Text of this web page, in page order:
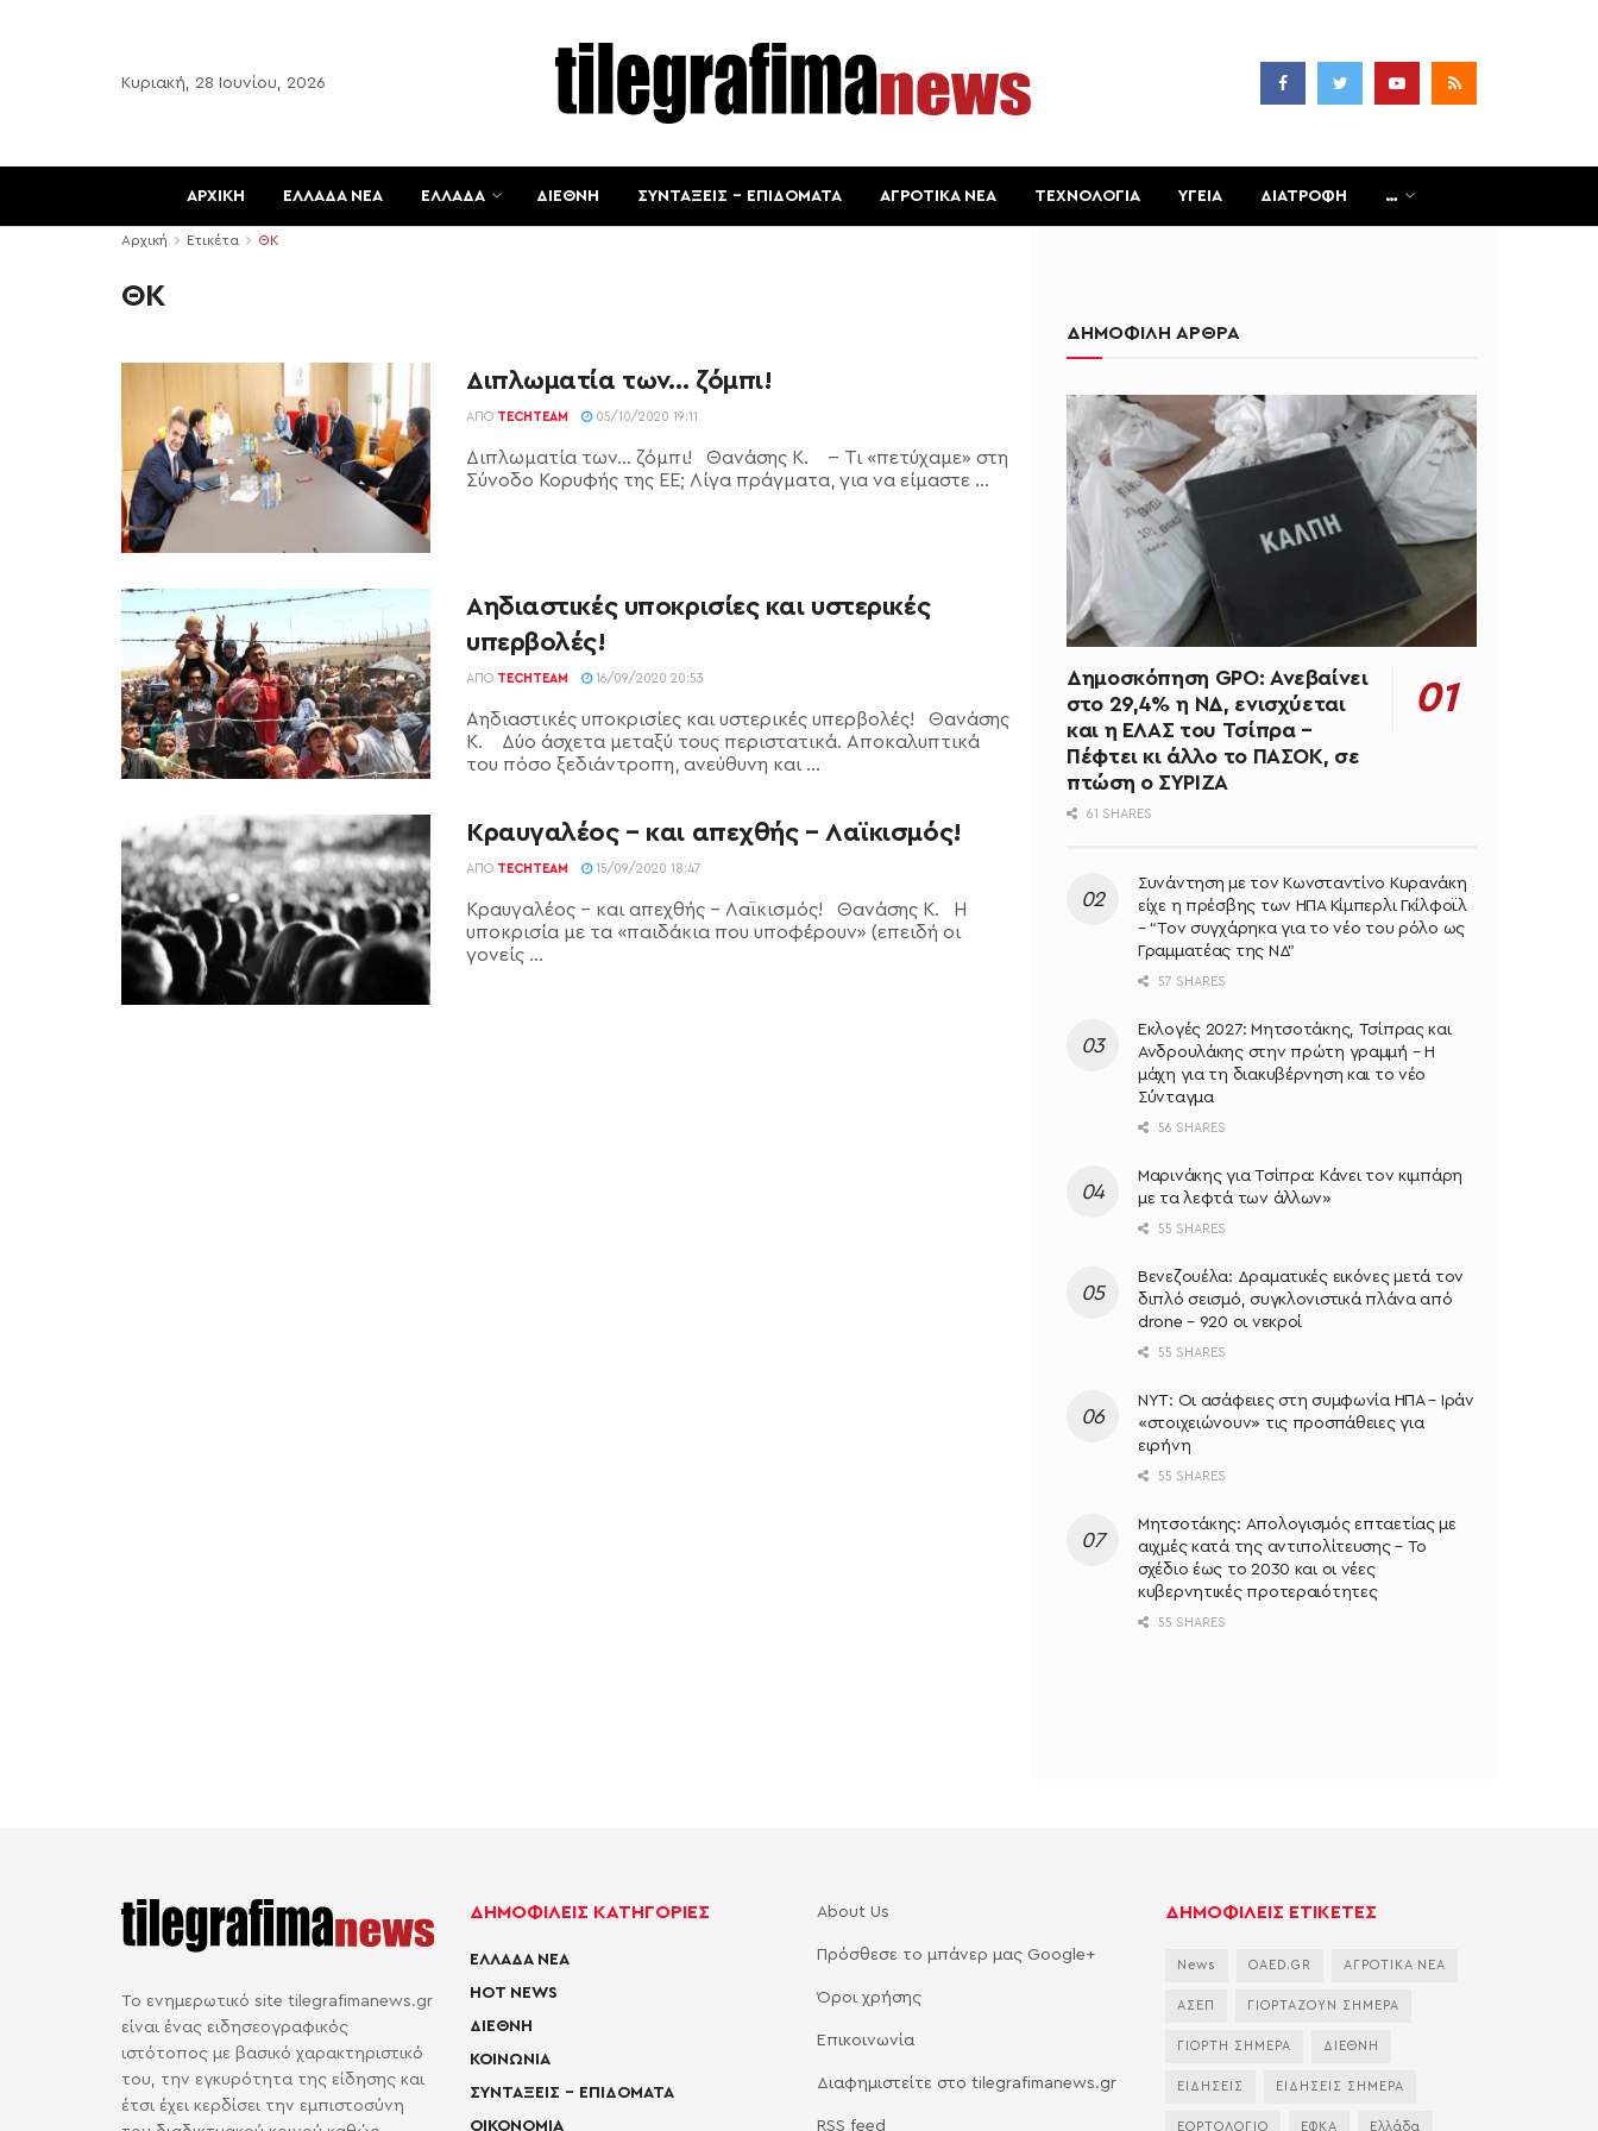
Κυριακή, 28 Ιουνίου, 2026
ΑΡΧΙΚΗ ΕΛΛΑΔΑ ΝΕΑ ΕΛΛΑΔΑ ΔΙΕΘΝΗ ΣΥΝΤΑΞΕΙΣ – ΕΠΙΔΟΜΑΤΑ ΑΓΡΟΤΙΚΑ ΝΕΑ ΤΕΧΝΟΛΟΓΙΑ ΥΓΕΙΑ ΔΙΑΤΡΟΦΗ …
Αρχική Ετικέτα ΘΚ
ΘΚ
Διπλωματία των… ζόμπι!
ΑΠΌ TECHTEAM 05/10/2020 19:11
Διπλωματία των… ζόμπι! Θανάσης Κ. -- Τι «πετύχαμε» στη
Σύνοδο Κορυφής της ΕΕ; Λίγα πράγματα, για να είμαστε ...
Αηδιαστικές υποκρισίες και υστερικές
υπερβολές!
ΑΠΌ TECHTEAM 16/09/2020 20:53
Αηδιαστικές υποκρισίες και υστερικές υπερβολές! Θανάσης
Κ. Δύο άσχετα μεταξύ τους περιστατικά. Αποκαλυπτικά
του πόσο ξεδιάντροπη, ανεύθυνη και ...
Κραυγαλέος – και απεχθής – Λαϊκισμός!
ΑΠΌ TECHTEAM 15/09/2020 18:47
Κραυγαλέος – και απεχθής – Λαϊκισμός! Θανάσης Κ. Η
υποκρισία με τα «παιδάκια που υποφέρουν» (επειδή οι
γονείς ...
ΔΗΜΟΦΙΛΗ ΑΡΘΡΑ
Δημοσκόπηση GPO: Ανεβαίνει
στο 29,4% η ΝΔ, ενισχύεται
και η ΕΛΑΣ του Τσίπρα –
Πέφτει κι άλλο το ΠΑΣΟΚ, σε
πτώση ο ΣΥΡΙΖΑ
61 SHARES
Συνάντηση με τον Κωνσταντίνο Κυρανάκη
είχε η πρέσβης των ΗΠΑ Κίμπερλι Γκίλφοϊλ
– “Τον συγχάρηκα για το νέο του ρόλο ως
Γραμματέας της ΝΔ”
57 SHARES
Εκλογές 2027: Μητσοτάκης, Τσίπρας και
Ανδρουλάκης στην πρώτη γραμμή – Η
μάχη για τη διακυβέρνηση και το νέο
Σύνταγμα
56 SHARES
Μαρινάκης για Τσίπρα: Κάνει τον κιμπάρη
με τα λεφτά των άλλων»
55 SHARES
Βενεζουέλα: Δραματικές εικόνες μετά τον
διπλό σεισμό, συγκλονιστικά πλάνα από
drone – 920 οι νεκροί
55 SHARES
NYT: Οι ασάφειες στη συμφωνία ΗΠΑ – Ιράν
«στοιχειώνουν» τις προσπάθειες για
ειρήνη
55 SHARES
Μητσοτάκης: Απολογισμός επταετίας με
αιχμές κατά της αντιπολίτευσης – Το
σχέδιο έως το 2030 και οι νέες
κυβερνητικές προτεραιότητες
55 SHARES
Το ενημερωτικό site tilegrafimanews.gr
είναι ένας ειδησεογραφικός
ιστότοπος με βασικό χαρακτηριστικό
του, την εγκυρότητα της είδησης και
έτσι έχει κερδίσει την εμπιστοσύνη
ΔΗΜΟΦΙΛΕΙΣ ΚΑΤΗΓΟΡΙΕΣ
ΕΛΛΑΔΑ ΝΕΑ
HOT NEWS
ΔΙΕΘΝΗ
ΚΟΙΝΩΝΙΑ
ΣΥΝΤΑΞΕΙΣ – ΕΠΙΔΟΜΑΤΑ
ΟΙΚΟΝΟΜΙΑ
About Us
Πρόσθεσε το μπάνερ μας Google+
Όροι χρήσης
Επικοινωνία
Διαφημιστείτε στο tilegrafimanews.gr
RSS feed
ΔΗΜΟΦΙΛΕΙΣ ΕΤΙΚΕΤΕΣ
News OAED.GR ΑΓΡΟΤΙΚΑ ΝΕΑ
ΑΣΕΠ ΓΙΟΡΤΑΖΟΥΝ ΣΗΜΕΡΑ
ΓΙΟΡΤΗ ΣΗΜΕΡΑ ΔΙΕΘΝΗ
ΕΙΔΗΣΕΙΣ ΕΙΔΗΣΕΙΣ ΣΗΜΕΡΑ
ΕΟΡΤΟΛΟΓΙΟ ΕΦΚΑ Ελλάδα